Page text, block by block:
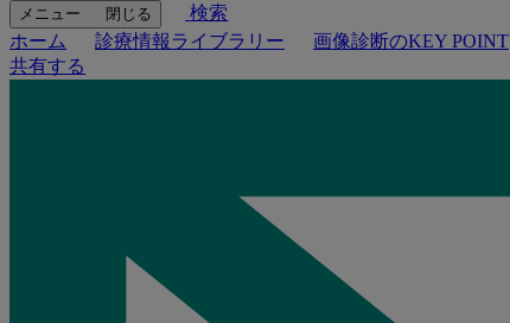
メニュー 閉じる
検索
ホーム
診療情報ライブラリー 画像診断のKEY POINT
共有する